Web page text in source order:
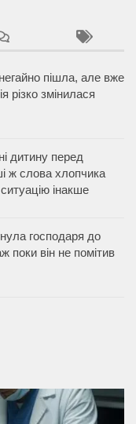
пішла, але вже
різко змінилася
дитину перед
ж слова хлопчика
інакше
господаря до
поки він не помітив